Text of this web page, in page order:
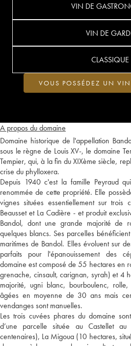
A propos du domaine
Domaine historique de l'appellation
sous le règne de Louis XV-, le domaine
Tempier, qui, à la fin du XIXème siècle,
crise du phylloxera.
Depuis 1940 c'est la famille Peyraud
renommée de cette propriété. Elle
vignes situées essentiellement sur trois
Beausset et La Cadière - et produit
Bandol, dont une grande majorité de
quelques blancs. Ses parcelles
maritimes de Bandol. Elles évoluent sur
parfaits pour l'épanouissement des
domaine est composé de 55 hectares en
grenache, cinsault, carignan, syrah) et 4
majorité, ugni blanc, bourboulenc,
âgées en moyenne de 30 ans mais
vendanges sont manuelles.
Les trois cuvées phares du domaine
d’une parcelle située au Castellet
centenaires), La Migoua (10 hectares,
VIN DE
VIN DE
CLASSIQUE
VOUS POSSÉDEZ UN